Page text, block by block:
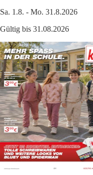
Sa. 1.8. - Mo. 31.8.2026
Gültig bis 31.08.2026